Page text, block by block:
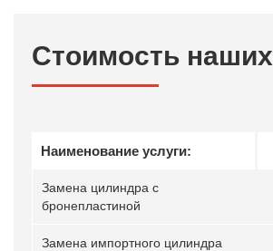
Стоимость наших
Наименование услуги:
Замена цилиндра с
бронепластиной
Замена импортного цилиндра